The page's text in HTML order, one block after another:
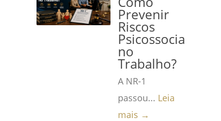
Prevenir
Riscos
Psicossociais
no
Trabalho?
A NR-1
passou... Leia
mais →